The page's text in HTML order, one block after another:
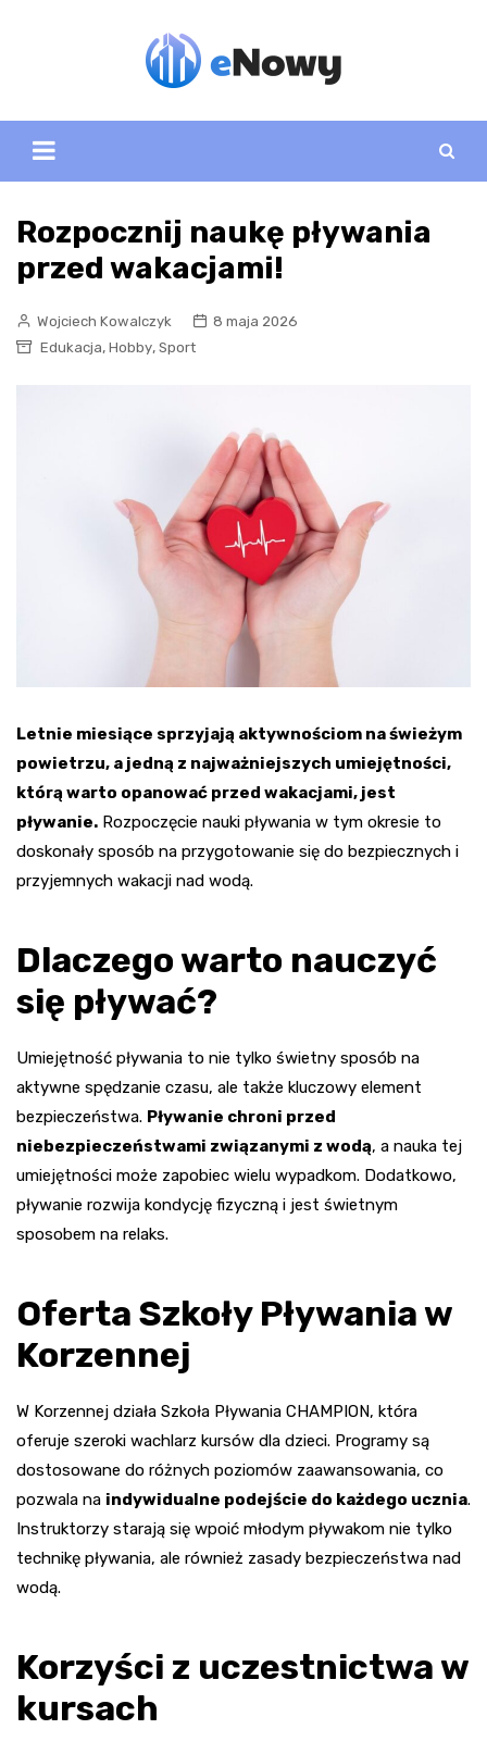
Rozpocznij naukę pływania
przed wakacjami!
Wojciech Kowalczyk
8 maja 2026
Edukacja, Hobby, Sport
Letnie miesiące sprzyjają aktywnościom na świeżym
powietrzu, a jedną z najważniejszych umiejętności,
którą warto opanować przed wakacjami, jest
pływanie. Rozpoczęcie nauki pływania w tym okresie to
doskonały sposób na przygotowanie się do bezpiecznych i
przyjemnych wakacji nad wodą.
Dlaczego warto nauczyć
się pływać?
Umiejętność pływania to nie tylko świetny sposób na
aktywne spędzanie czasu, ale także kluczowy element
bezpieczeństwa. Pływanie chroni przed
niebezpieczeństwami związanymi z wodą, a nauka tej
umiejętności może zapobiec wielu wypadkom. Dodatkowo,
pływanie rozwija kondycję fizyczną i jest świetnym
sposobem na relaks.
Oferta Szkoły Pływania w
Korzennej
W Korzennej działa Szkoła Pływania CHAMPION, która
oferuje szeroki wachlarz kursów dla dzieci. Programy są
dostosowane do różnych poziomów zaawansowania, co
pozwala na indywidualne podejście do każdego ucznia.
Instruktorzy starają się wpoić młodym pływakom nie tylko
technikę pływania, ale również zasady bezpieczeństwa nad
wodą.
Korzyści z uczestnictwa w
kursach